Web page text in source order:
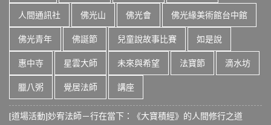
人間通訊社 佛光山 佛光會 佛光緣美術館台中館
佛光青年 佛誕節 兒童說故事比賽 如是說
惠中寺 星雲大師 未來與希望 法寶節 滴水坊
臘八粥 覺居法師 講座
[道場活動]妙宥法師－行在當下：《大寶積經》的人間修行之道